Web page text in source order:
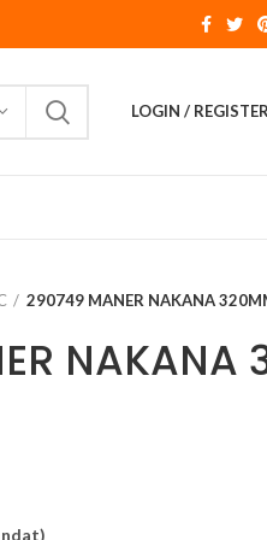
LOGIN / REGISTER
290749 MANER NAKANA
NAKANA